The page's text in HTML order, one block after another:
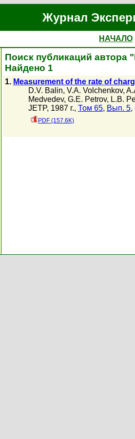
Журнал
НАЧАЛО
Поиск публикаций автора
Найдено 1
1. Measurement of the rate of
D.V. Balin, V.A. Volchenkov,
Medvedev, G.E. Petrov, L.B.
JETP, 1987 г., Том 65, Вып. 5,
PDF (157.6K)